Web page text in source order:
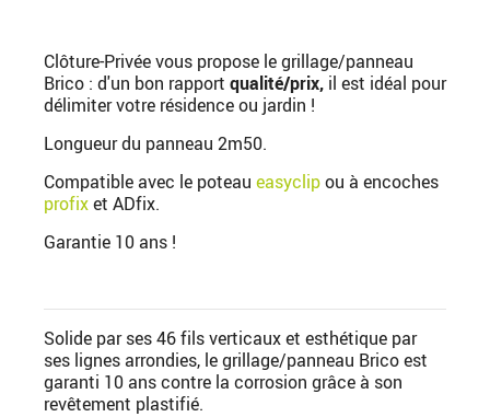
Clôture-Privée vous propose le grillage/panneau
Brico : d'un bon rapport qualité/prix, il est idéal pour
délimiter votre résidence ou jardin !
Longueur du panneau 2m50.
Compatible avec le poteau easyclipou à encoches
profixet ADfix.
Garantie 10 ans !
Solide par ses 46 fils verticaux et esthétique par
ses lignes arrondies, le grillage/panneau Brico est
garanti 10 ans contre la corrosion grâce à son
revêtement plastifié.